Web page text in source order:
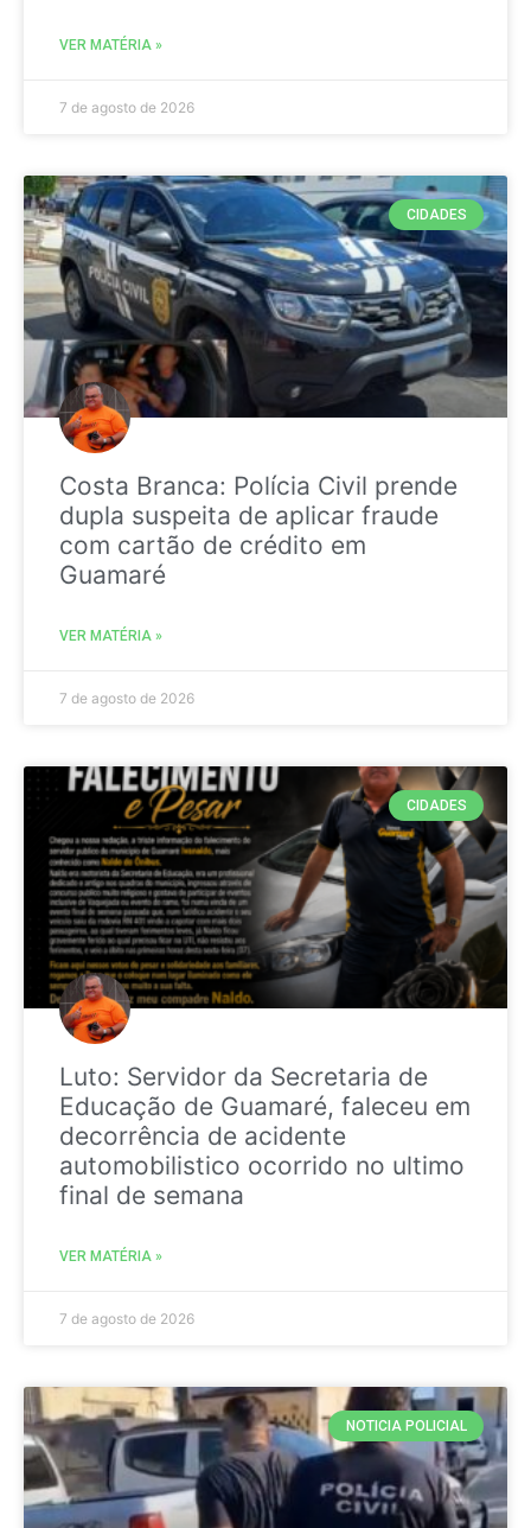
VER MATÉRIA »
7 de agosto de 2026
CIDADES
Costa Branca: Polícia Civil prende
dupla suspeita de aplicar fraude
com cartão de crédito em
Guamaré
VER MATÉRIA »
7 de agosto de 2026
CIDADES
Luto: Servidor da Secretaria de
Educação de Guamaré, faleceu em
decorrência de acidente
automobilistico ocorrido no ultimo
final de semana
VER MATÉRIA »
7 de agosto de 2026
NOTICIA POLICIAL